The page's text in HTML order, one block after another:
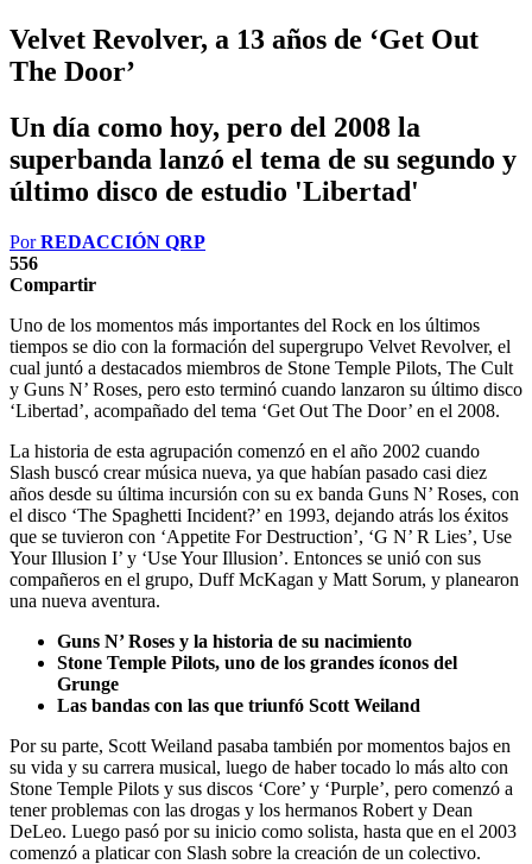
Velvet Revolver, a 13 años de ‘Get Out
The Door’
Un día como hoy, pero del 2008 la
superbanda lanzó el tema de su segundo y
último disco de estudio 'Libertad'
PorREDACCIÓN QRP
556
Compartir
Uno de los momentos más importantes del Rock en los últimos
tiempos se dio con la formación del supergrupo Velvet Revolver, el
cual juntó a destacados miembros de Stone Temple Pilots, The Cult
y Guns N’ Roses, pero esto terminó cuando lanzaron su último disco
‘Libertad’, acompañado del tema ‘Get Out The Door’ en el 2008.
La historia de esta agrupación comenzó en el año 2002 cuando
Slash buscó crear música nueva, ya que habían pasado casi diez
años desde su última incursión con su ex banda Guns N’ Roses, con
el disco ‘The Spaghetti Incident?’ en 1993, dejando atrás los éxitos
que se tuvieron con ‘Appetite For Destruction’, ‘G N’ R Lies’, Use
Your Illusion I’ y ‘Use Your Illusion’. Entonces se unió con sus
compañeros en el grupo, Duff McKagan y Matt Sorum, y planearon
una nueva aventura.
Guns N’ Roses y la historia de su nacimiento
Stone Temple Pilots, uno de los grandes íconos del
Grunge
Las bandas con las que triunfó Scott Weiland
Por su parte, Scott Weiland pasaba también por momentos bajos en
su vida y su carrera musical, luego de haber tocado lo más alto con
Stone Temple Pilots y sus discos ‘Core’ y ‘Purple’, pero comenzó a
tener problemas con las drogas y los hermanos Robert y Dean
DeLeo. Luego pasó por su inicio como solista, hasta que en el 2003
comenzó a platicar con Slash sobre la creación de un colectivo.